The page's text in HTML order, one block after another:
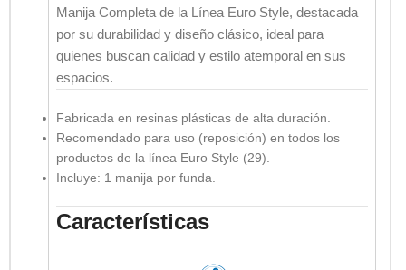
Manija Completa de la Línea Euro Style, destacada
por su durabilidad y diseño clásico, ideal para
quienes buscan calidad y estilo atemporal en sus
espacios.
Fabricada en resinas plásticas de alta duración.
Recomendado para uso (reposición) en todos los
productos de la línea Euro Style (29).
Incluye: 1 manija por funda.
Características